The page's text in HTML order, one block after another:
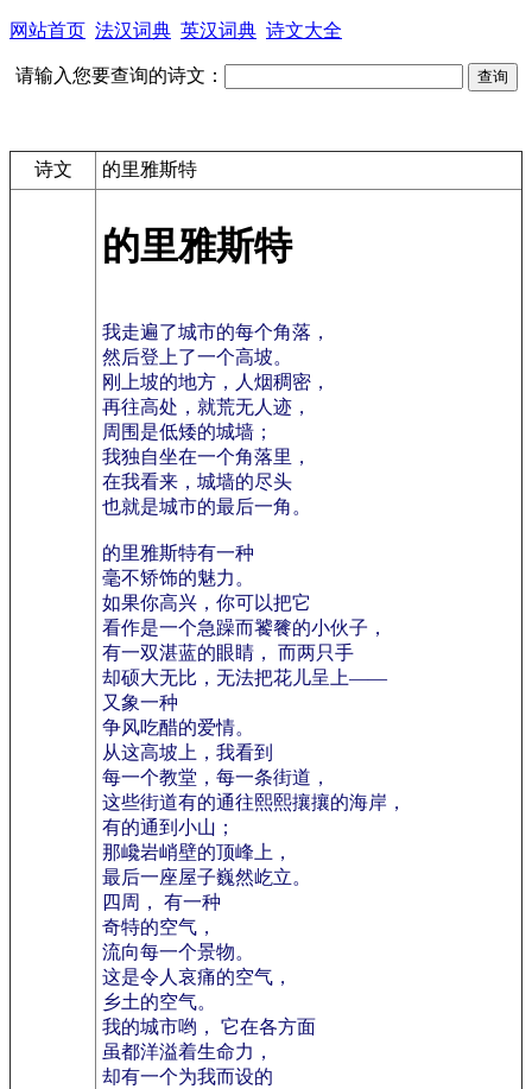
网站首页 法汉词典 英汉词典 诗文大全
请输入您要查询的诗文：
诗文 的里雅斯特
的里雅斯特
我走遍了城市的每个角落，
然后登上了一个高坡。
刚上坡的地方，人烟稠密，
再往高处，就荒无人迹，
周围是低矮的城墙；
我独自坐在一个角落里，
在我看来，城墙的尽头
也就是城市的最后一角。
的里雅斯特有一种
毫不矫饰的魅力。
如果你高兴，你可以把它
看作是一个急躁而饕餮的小伙子，
有一双湛蓝的眼睛， 而两只手
却硕大无比，无法把花儿呈上——
又象一种
争风吃醋的爱情。
从这高坡上，我看到
每一个教堂，每一条街道，
这些街道有的通往熙熙攘攘的海岸，
有的通到小山；
那巉岩峭壁的顶峰上，
最后一座屋子巍然屹立。
四周， 有一种
奇特的空气，
流向每一个景物。
这是令人哀痛的空气，
乡土的空气。
我的城市哟， 它在各方面
虽都洋溢着生命力，
却有一个为我而设的